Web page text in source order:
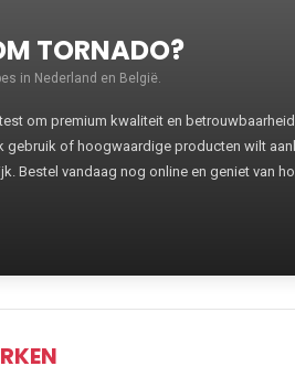
TORNADO?
in Nederland en België.
om premium kwaliteit en
of hoogwaardige producten wilt
Bestel vandaag nog online en geniet van